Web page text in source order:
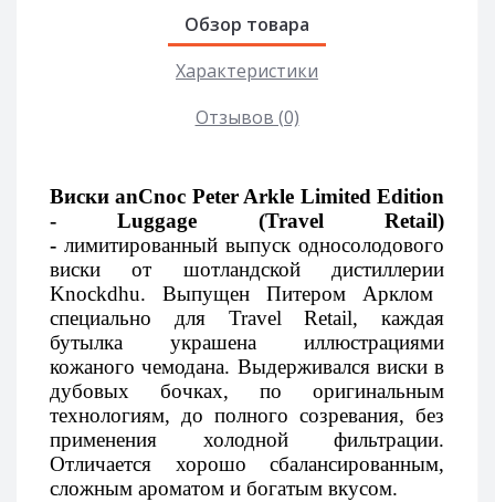
Обзор товара
Характеристики
Отзывов (0)
Виски anCnoc Peter Arkle Limited Edition
- Luggage (Travel Retail)
- лимитированный выпуск односолодового
виски
от шотландской
дистиллерии
Knockdhu. Выпущен Питером Арклом
специально для Travel Retail, каждая
бутылка украшена иллюстрациями
кожаного чемодана. Выдерживался виски в
дубовых бочках, по оригинальным
технологиям, до полного созревания, без
применения холодной фильтрации.
Отличается хорошо сбалансированным,
сложным ароматом и богатым вкусом.